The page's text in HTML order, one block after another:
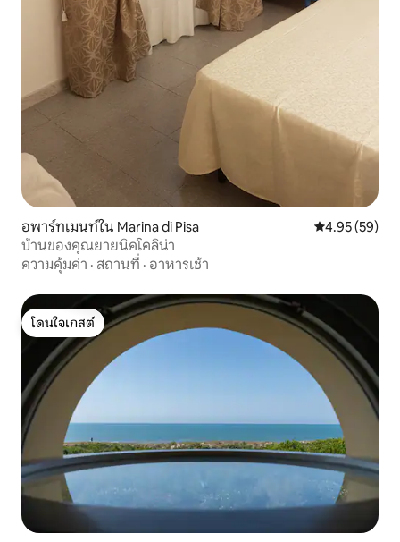
อพาร์ทเมนท์ใน Marina di Pisa คะแนนเฉลี่ย
4.95 (59)
บ้านของคุณยายนิคโคลิน่า
ความคุ้มค่า · สถานที่ · อาหารเช้า
โดนใจเกสต์
โดนใจเกสต์